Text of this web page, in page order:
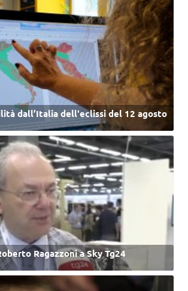
dall’Italia dell'eclissi del 12 agosto
Ragazzoni a Sky Tg24